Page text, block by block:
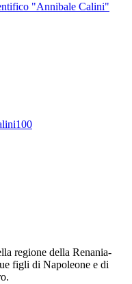
"Annibale Calini"
regione della Renania-
figli di Napoleone e di